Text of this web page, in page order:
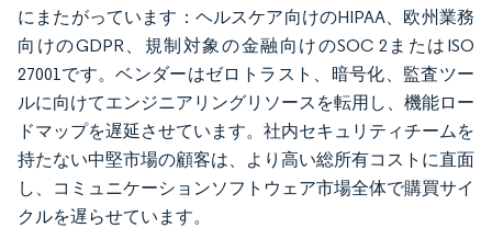
にまたがっています：ヘルスケア向けのHIPAA、欧州業務
向けのGDPR、規制対象の金融向けのSOC 2またはISO
27001です。ベンダーはゼロトラスト、暗号化、監査ツー
ルに向けてエンジニアリングリソースを転用し、機能ロー
ドマップを遅延させています。社内セキュリティチームを
持たない中堅市場の顧客は、より高い総所有コストに直面
し、コミュニケーションソフトウェア市場全体で購買サイ
クルを遅らせています。